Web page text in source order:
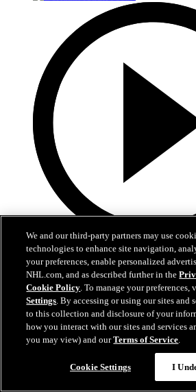
0:40
Bertuzzi réduit l'écart
TOR@DET: Bertuzzi complète Nylander
17 nov. 2023
We and our third-party partners may use
technologies to enhance site navigation,
your preferences, enable personalized
NHL.com, and as described further in the
Cookie Policy. To manage your preferences,
Settings. By accessing or using our sites and
to this collection and disclosure of your
how you interact with our sites and services
you may view) and ourTerms of Service.
Cookie Settings I